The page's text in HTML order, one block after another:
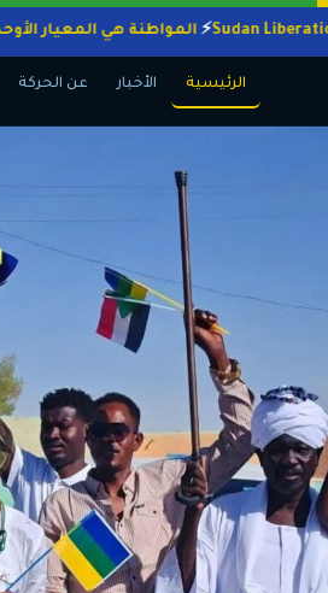
المواطنة هي
الرئيسية الأخبار عن الحركة